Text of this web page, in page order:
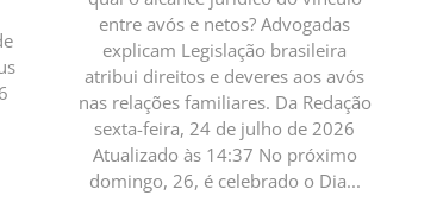
entre avós e netos? Advogadas
explicam Legislação brasileira
atribui direitos e deveres aos avós
nas relações familiares. Da Redação
sexta-feira, 24 de julho de 2026
Atualizado às 14:37 No próximo
domingo, 26, é celebrado o Dia...